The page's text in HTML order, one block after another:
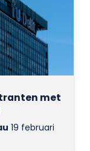
met
19 februari